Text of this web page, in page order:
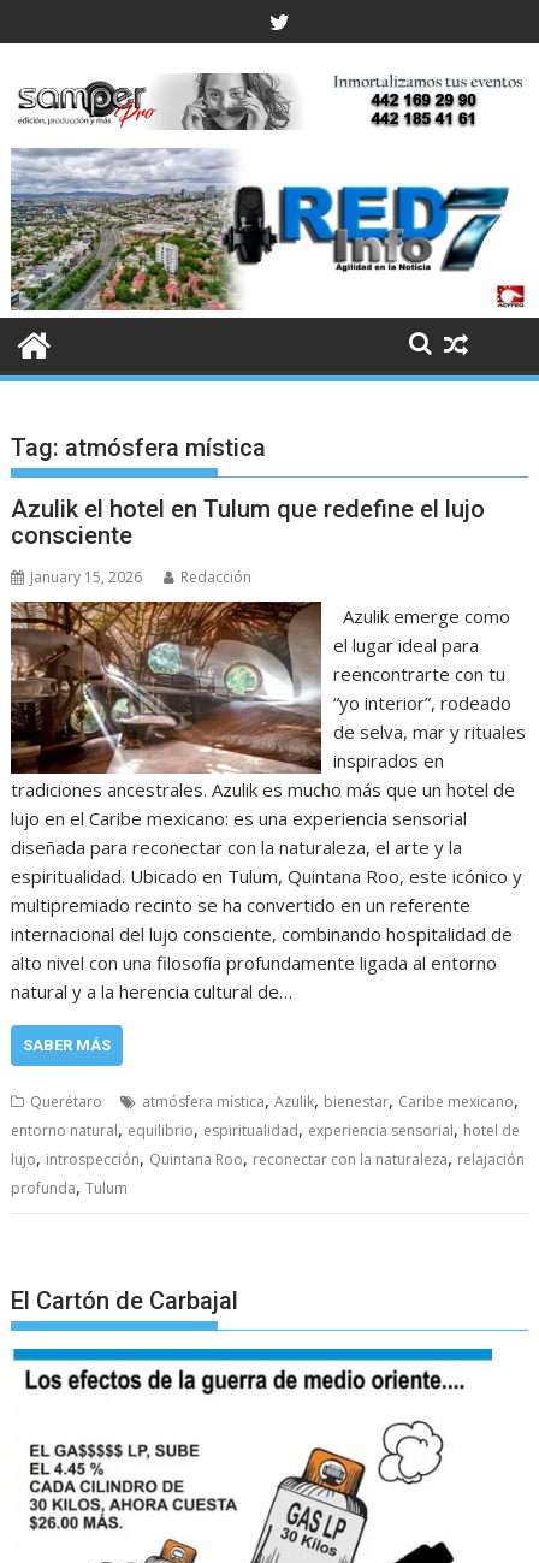
to
Tag: atmósfera mística
Azulik el hotel en Tulum que redefine el lujo
consciente
January 15, 2026 Redacción
Azulik emerge como
el lugar ideal para
reencontrarte con tu
“yo interior”, rodeado
de selva, mar y rituales
inspirados en
tradiciones ancestrales. Azulik es mucho más que un hotel de
lujo en el Caribe mexicano: es una experiencia sensorial
diseñada para reconectar con la naturaleza, el arte y la
espiritualidad. Ubicado en Tulum, Quintana Roo, este icónico y
multipremiado recinto se ha convertido en un referente
internacional del lujo consciente, combinando hospitalidad de
alto nivel con una filosofía profundamente ligada al entorno
natural y a la herencia cultural de…
SABER MÁS
Querétaro atmósfera mística,Azulik, bienestar, Caribe mexicano,
entorno natural, equilibrio, espiritualidad, experiencia sensorial, hotel de
lujo, introspección, Quintana Roo, reconectar con la naturaleza, relajación
profunda,Tulum
El Cartón de Carbajal